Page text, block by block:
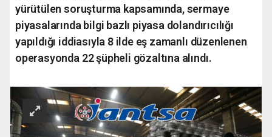
yürütülen soruşturma kapsamında, sermaye
piyasalarında bilgi bazlı piyasa dolandırıcılığı
yapıldığı iddiasıyla 8 ilde eş zamanlı düzenlenen
operasyonda 22 şüpheli gözaltına alındı.